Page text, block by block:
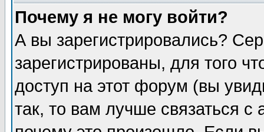
Почему я не могу войти?
А вы зарегистрировались?
зарегистрированы, для того
доступ на этот форум (вы
так, то вам лучше связаться